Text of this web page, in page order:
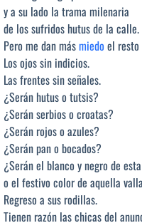
y a su lado la trama milenaria
de los sufridos hutus de la calle.
Pero me dan másmiedo el resto
Los ojos sin indicios.
Las frentes sin señales.
¿Serán hutus o tutsis?
¿Serán serbios o croatas?
¿Serán rojos o azules?
¿Serán pan o bocados?
¿Serán el blanco y negro de
o el festivo color de aquella
Regreso a sus rodillas.
Tienen razón las chicas del